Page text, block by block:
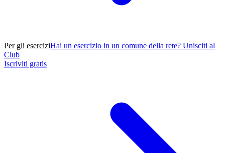
Per gli eserciziHai un esercizio in un comune della rete? Unisciti al
Club
Iscriviti gratis